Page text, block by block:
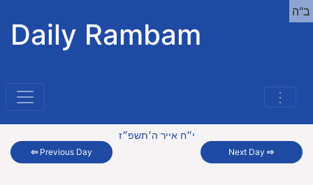
Daily Rambam
⋮
ב"ה
⇦ Previous Day
י״ח אייר ה׳תשפ״ז
Next Day⇨